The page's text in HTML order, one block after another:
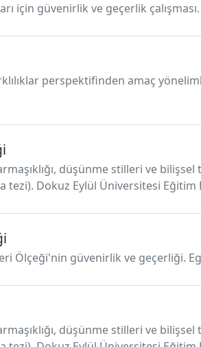
için güvenirlik ve geçerlik
perspektifinden amaç
düşünme stilleri ve
tezi). Dokuz Eylül Üniversitesi
Ölçeği'nin güvenirlik ve geçerliği.
düşünme stilleri ve